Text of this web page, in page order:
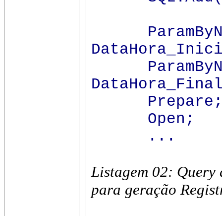
Open;
...
Listagem 02: Query
para geração